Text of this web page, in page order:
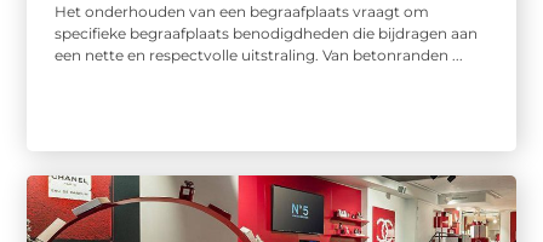
Het onderhouden van een begraafplaats vraagt om
specifieke begraafplaats benodigdheden die bijdragen aan
een nette en respectvolle uitstraling. Van betonranden ...